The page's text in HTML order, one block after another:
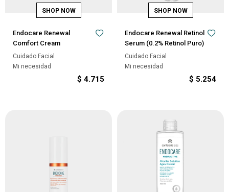
Endocare Renewal
Comfort Cream
Cuidado Facial
Mi necesidad
$ 4.715
Endocare Renewal Retinol
Serum (0.2% Retinol Puro)
Cuidado Facial
Mi necesidad
$ 5.254